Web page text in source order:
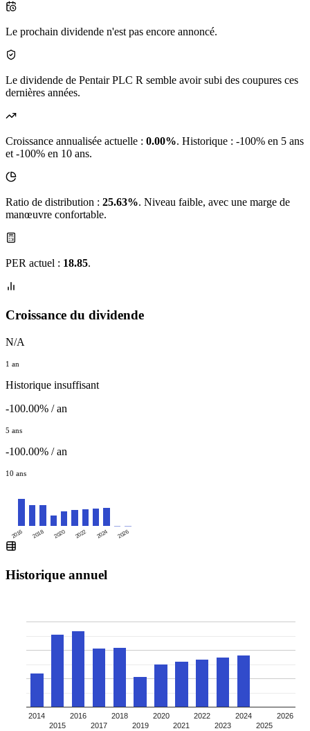
Le prochain dividende n'est pas encore annoncé.
Le dividende de Pentair PLC R semble avoir subi des coupures ces
dernières années.
Croissance annualisée actuelle : 0.00%. Historique : -100% en 5 ans
et -100% en 10 ans.
Ratio de distribution : 25.63%. Niveau faible, avec une marge de
manœuvre confortable.
PER actuel : 18.85.
Croissance du dividende
N/A
1 an
Historique insuffisant
-100.00% / an
5 ans
-100.00% / an
10 ans
2016 2018 2020 2022 2024 2026
Historique annuel
2014
2015
2016
2017
2018
2019
2020
2021
2022
2023
2024
2025
2026